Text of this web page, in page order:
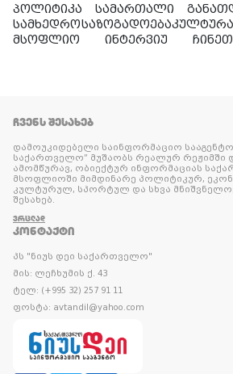
პოლიტიკა სამართალი
სამხედროსაზოგადოებაკულტურა
მსოფლიო
ინტერვიუ
ᲩᲕᲔᲜᲡ ᲨᲔᲡᲐᲮᲔᲑ
დამოუკიდებელი საინფორმაციო სააგენტო
საქართველო” მუშაობს რეალურ რეჟიმში
ამომწურავ, ობიექტურ ინფორმაციას
მსოფლიოში მიმდინარე პოლიტიკურ,
კულტურულ, სპორტულ და სხვა
შესახებ.
ᲕᲠᲪᲚᲐᲓ
ᲙᲝᲜᲢᲐᲥᲢᲘ
პს "ნიუს დეი საქართველო"
მის: ლეჩხუმის ქ. 43
ტელ: (+995 32) 257 91 11
ფოსტა: avtandil@yahoo.com